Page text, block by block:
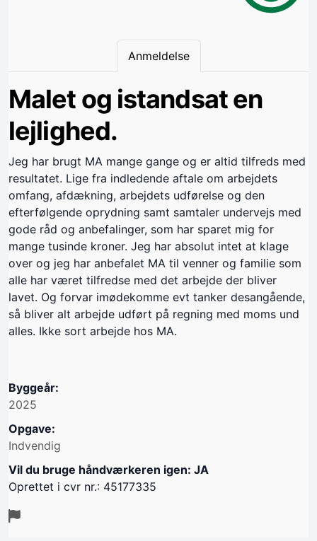
Anmeldelse
Malet og istandsat en
lejlighed.
Jeg har brugt MA mange gange og er altid tilfreds med
resultatet. Lige fra indledende aftale om arbejdets
omfang, afdækning, arbejdets udførelse og den
efterfølgende oprydning samt samtaler undervejs med
gode råd og anbefalinger, som har sparet mig for
mange tusinde kroner. Jeg har absolut intet at klage
over og jeg har anbefalet MA til venner og familie som
alle har været tilfredse med det arbejde der bliver
lavet. Og forvar imødekomme evt tanker desangående,
så bliver alt arbejde udført på regning med moms und
alles. Ikke sort arbejde hos MA.
Byggeår:
2025
Opgave:
Indvendig
Vil du bruge håndværkeren igen: JA
Oprettet i cvr nr.: 45177335